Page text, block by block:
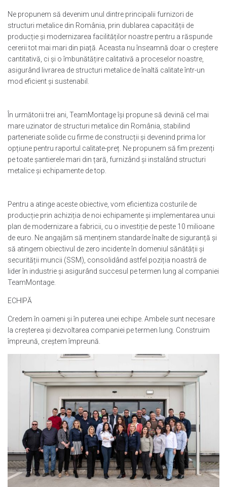
Ne propunem să devenim unul dintre principalii furnizori de
structuri metalice din România, prin dublarea capacității de
producție și modernizarea facilităților noastre pentru a răspunde
cererii tot mai mari din piață. Aceasta nu înseamnă doar o creștere
cantitativă, ci și o îmbunătățire calitativă a proceselor noastre,
asigurând livrarea de structuri metalice de înaltă calitate într-un
mod eficient și sustenabil.
În următorii trei ani, TeamMontage își propune să devină cel mai
mare uzinator de structuri metalice din România, stabilind
parteneriate solide cu firme de construcții și devenind prima lor
opțiune pentru raportul calitate-preț. Ne propunem să fim prezenți
pe toate șantierele mari din țară, furnizând și instalând structuri
metalice și echipamente de top.
Pentru a atinge aceste obiective, vom eficientiza costurile de
producție prin achiziția de noi echipamente și implementarea unui
plan de modernizare a fabricii, cu o investiție de peste 10 milioane
de euro. Ne angajăm să menținem standarde înalte de siguranță și
să atingem obiectivul de zero incidente în domeniul sănătății și
securității muncii (SSM), consolidând astfel poziția noastră de
lider în industrie și asigurând succesul pe termen lung al companiei
TeamMontage.
ECHIPĂ
Credem în oameni și în puterea unei echipe. Ambele sunt necesare
la creșterea și dezvoltarea companiei pe termen lung. Construim
împreună, creștem împreună.